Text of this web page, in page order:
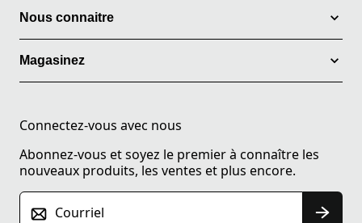
Nous connaitre
Magasinez
Connectez-vous avec nous
Abonnez-vous et soyez le premier à connaître les
nouveaux produits, les ventes et plus encore.
Courriel